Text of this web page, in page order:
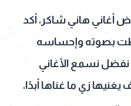
أغاني هاني شاكر، أكد
بصوته وإحساسه
نفضل نسمع الأغاني
زي ما غناها أبدًا،